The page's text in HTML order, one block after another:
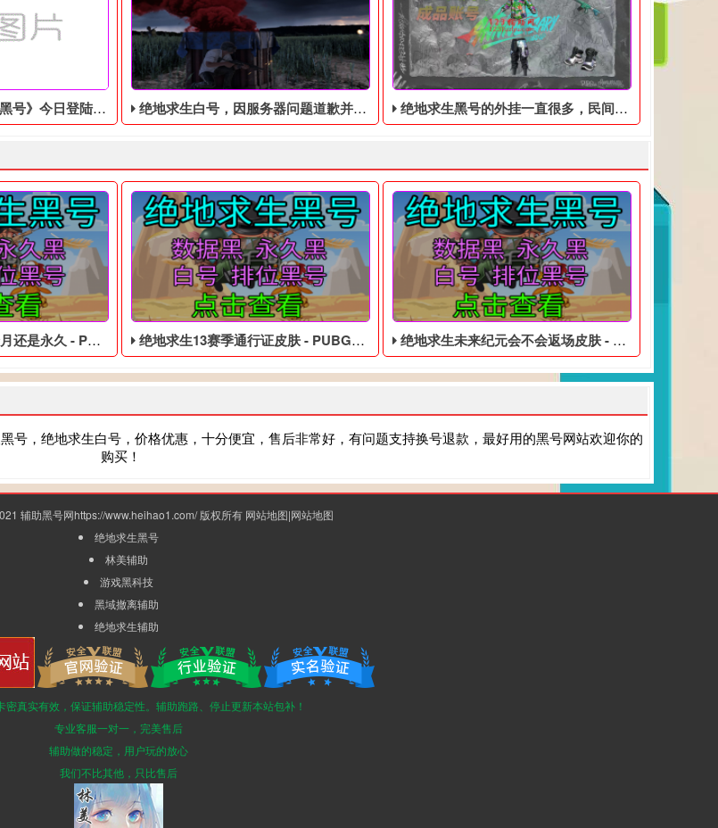
Xbox Series X|S和Switch 绝地求生白号，因服务器问题道歉并发放补偿 绝地求生黑号的外挂一直很多，民间举办过外挂的比赛，被称为神之战
免费的临时黑号 绝地求生13赛季通行证皮肤 - PUBG低价的皮肤黑号 绝地求生未来纪元会不会返场皮肤 - 吃鸡低价的黑号
号，绝地求生白号，价格优惠，十分便宜，售后非常好，有问题支持换号退款，最好用的黑号网站欢迎你的
购买！
辅助黑号网https://www.heihao1.com/ 版权所有 网站地图|网站地图
绝地求生黑号
林美辅助
游戏黑科技
黑域撤离辅助
绝地求生辅助
密真实有效，保证辅助稳定性。辅助跑路、停止更新本站包补！
专业客服一对一，完美售后
辅助做的稳定，用户玩的放心
我们不比其他，只比售后